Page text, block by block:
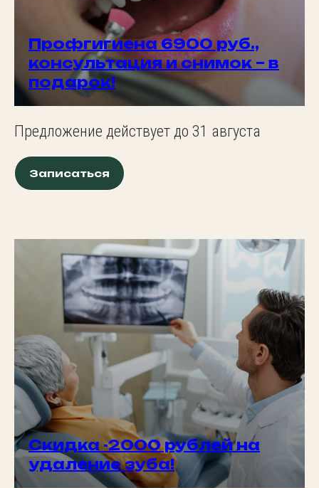
Профгигиена 6900 руб.,
консультация и снимок – в
подарок!
Предложение действует до 31 августа
Записаться
Скидка -2000 рублей на
удаление зуба!